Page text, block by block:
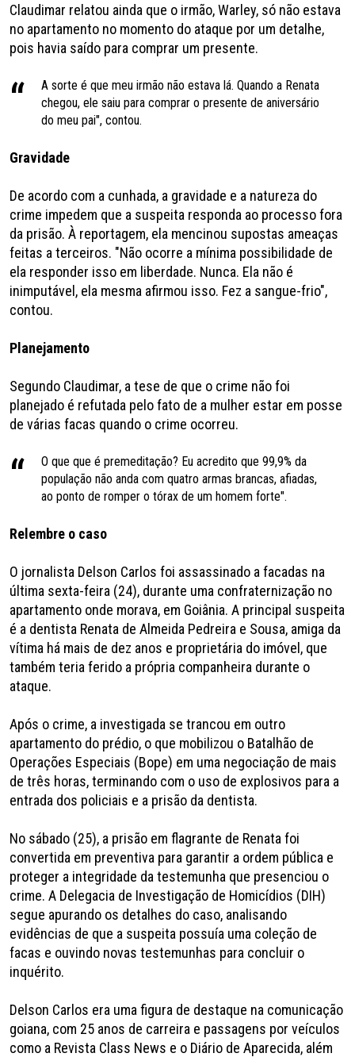
Claudimar relatou ainda que o irmão, Warley, só não estava
no apartamento no momento do ataque por um detalhe,
pois havia saído para comprar um presente.
A sorte é que meu irmão não estava lá. Quando a Renata
chegou, ele saiu para comprar o presente de aniversário
do meu pai", contou.
Gravidade
De acordo com a cunhada, a gravidade e a natureza do
crime impedem que a suspeita responda ao processo fora
da prisão. À reportagem, ela mencinou supostas ameaças
feitas a terceiros. "Não ocorre a mínima possibilidade de
ela responder isso em liberdade. Nunca. Ela não é
inimputável, ela mesma afirmou isso. Fez a sangue-frio",
contou.
Planejamento
Segundo Claudimar, a tese de que o crime não foi
planejado é refutada pelo fato de a mulher estar em posse
de várias facas quando o crime ocorreu.
O que que é premeditação? Eu acredito que 99,9% da
população não anda com quatro armas brancas, afiadas,
ao ponto de romper o tórax de um homem forte".
Relembre o caso
O jornalista Delson Carlos foi assassinado a facadas na
última sexta-feira (24), durante uma confraternização no
apartamento onde morava, em Goiânia. A principal suspeita
é a dentista Renata de Almeida Pedreira e Sousa, amiga da
vítima há mais de dez anos e proprietária do imóvel, que
também teria ferido a própria companheira durante o
ataque.
Após o crime, a investigada se trancou em outro
apartamento do prédio, o que mobilizou o Batalhão de
Operações Especiais (Bope) em uma negociação de mais
de três horas, terminando com o uso de explosivos para a
entrada dos policiais e a prisão da dentista.
No sábado (25), a prisão em flagrante de Renata foi
convertida em preventiva para garantir a ordem pública e
proteger a integridade da testemunha que presenciou o
crime. A Delegacia de Investigação de Homicídios (DIH)
segue apurando os detalhes do caso, analisando
evidências de que a suspeita possuía uma coleção de
facas e ouvindo novas testemunhas para concluir o
inquérito.
Delson Carlos era uma figura de destaque na comunicação
goiana, com 25 anos de carreira e passagens por veículos
como a Revista Class News e o Diário de Aparecida, além